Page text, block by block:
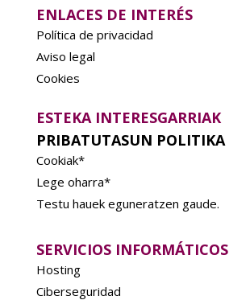
ENLACES DE INTERÉS
Política de privacidad
Aviso legal
Cookies
ESTEKA INTERESGARRIAK
PRIBATUTASUN POLITIKA
Cookiak*
Lege oharra*
Testu hauek eguneratzen gaude.
SERVICIOS INFORMÁTICOS
Hosting
Ciberseguridad